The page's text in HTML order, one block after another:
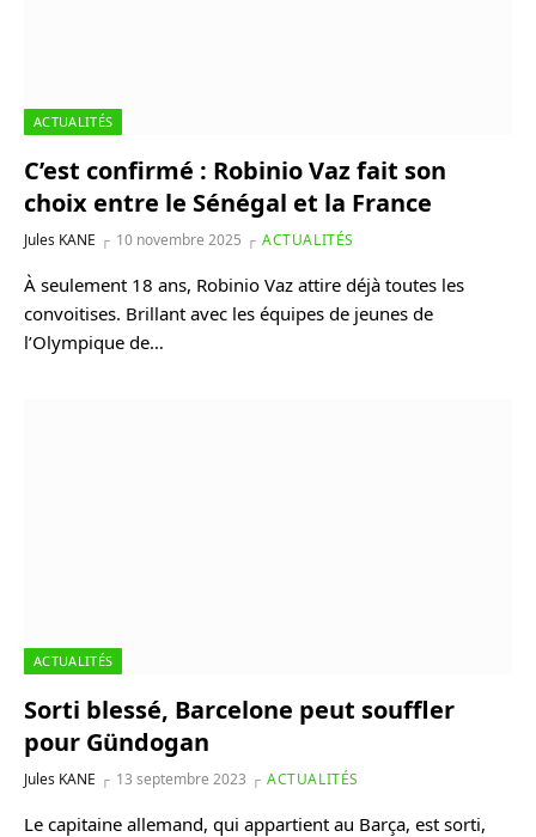
ACTUALITÉS
C’est confirmé : Robinio Vaz fait son
choix entre le Sénégal et la France
Jules KANE 10 novembre 2025 ACTUALITÉS
À seulement 18 ans, Robinio Vaz attire déjà toutes les
convoitises. Brillant avec les équipes de jeunes de
l’Olympique de…
ACTUALITÉS
Sorti blessé, Barcelone peut souffler
pour Gündogan
Jules KANE 13 septembre 2023 ACTUALITÉS
Le capitaine allemand, qui appartient au Barça, est sorti,